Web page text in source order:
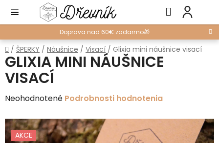
obsah
Doprava nad 60€ zadarmo🎁
Hľadať
Domov
/ ŠPERKY / Náušnice / Visací / Glixia mini náušnice visací
GLIXIA MINI NÁUŠNICE
VISACÍ
Priemerné
produktu
je
Neohodnotené Podrobnosti hodnotenia
AKCE